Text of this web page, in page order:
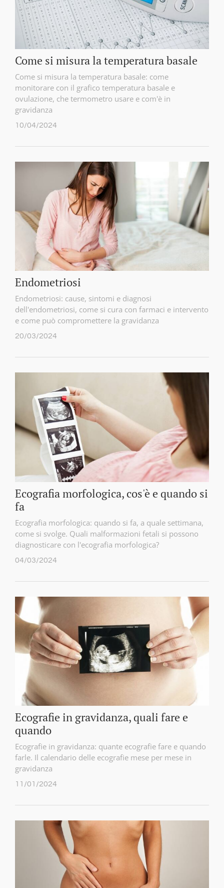
Come si misura la temperatura basale
Come si misura la temperatura basale: come
monitorare con il grafico temperatura basale e
ovulazione, che termometro usare e com'è in
gravidanza
10/04/2024
Endometriosi
Endometriosi: cause, sintomi e diagnosi
dell'endometriosi, come si cura con farmaci e intervento
e come può compromettere la gravidanza
20/03/2024
Ecografia morfologica, cos'è e quando si
fa
Ecografia morfologica: quando si fa, a quale settimana,
come si svolge. Quali malformazioni fetali si possono
diagnosticare con l'ecografia morfologica?
04/03/2024
Ecografie in gravidanza, quali fare e
quando
Ecografie in gravidanza: quante ecografie fare e quando
farle. Il calendario delle ecografie mese per mese in
gravidanza
11/01/2024